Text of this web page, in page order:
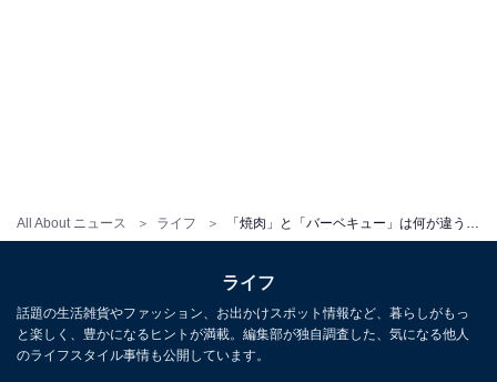
All About ニュース ライフ
め、ほぼ同じ意味として使われていますが、一般的に鶏
の内臓はモツであり、ホルモンとは呼ばれないという違
いがあります。
ライフ
話題の生活雑貨やファッション、お出かけスポット情報など、暮らしがもっ
と楽しく、豊かになるヒントが満載。編集部が独自調査した、気になる他人
のライフスタイル事情も公開しています。